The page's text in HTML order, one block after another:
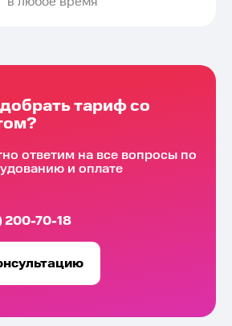
тариф со
ответим на все вопросы по
и оплате
200-70-18